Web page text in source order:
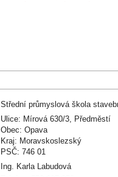
Střední průmyslová škola
Ulice: Mírová 630/3, Předměstí
Obec: Opava
Kraj: Moravskoslezský
PSČ: 746 01
Ing. Karla Labudová